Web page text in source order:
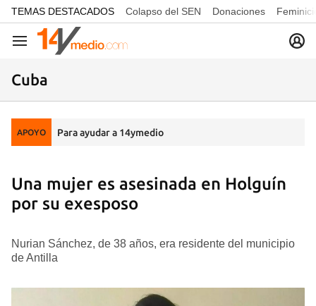
common.go-to-content
TEMAS DESTACADOS Colapso del SEN Donaciones
Navegación
Cuba
APOYO Para ayudar a 14ymedio
Una mujer es asesinada en Holguín
por su exesposo
Nurian Sánchez, de 38 años, era residente del municipio
de Antilla